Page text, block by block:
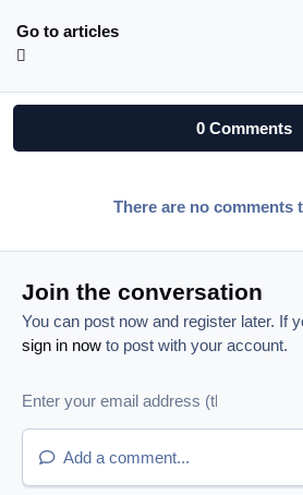
Go to articles
0 Comments
There are no comments
Join the conversation
You can post now and register later. If
sign in now to post with your account.
Add a comment...